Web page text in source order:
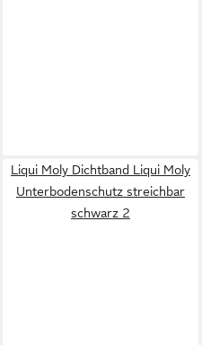
Liqui Moly Dichtband Liqui Moly
Unterbodenschutz streichbar
schwarz 2